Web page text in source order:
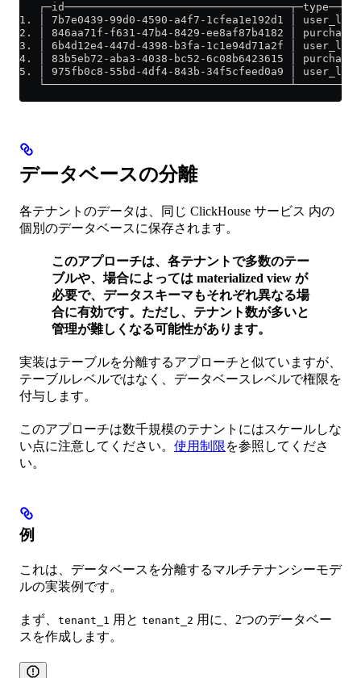
1. │ 7b7e0439-99d0-4590-a4f7-1cfea1e192d1 │
2. │ 846aa71f-f631-47b4-8429-ee8af87b4182 │
3. │ 6b4d12e4-447d-4398-b3fa-1c1e94d71a2f │
4. │ 83b5eb72-aba3-4038-bc52-6c08b6423615 │
5. │ 975fb0c8-55bd-4df4-843b-34f5cfeed0a9 │
データベースの分離
各テナントのデータは、同じ ClickHouse サービス 内の
個別のデータベースに保存されます。
このアプローチは、各テナントで多数のテー
ブルや、場合によっては materialized view が
必要で、データスキーマもそれぞれ異なる場
合に有効です。ただし、テナント数が多いと
管理が難しくなる可能性があります。
実装はテーブルを分離するアプローチと似ていますが、
テーブルレベルではなく、データベースレベルで権限を
付与します。
このアプローチは数千規模のテナントにはスケールしな
い点に注意してください。 使用制限を参照してくださ
い。
例
これは、データベースを分離するマルチテナンシーモデ
ルの実装例です。
まず、 tenant_1 用と tenant_2 用に、2つのデータベー
スを作成します。